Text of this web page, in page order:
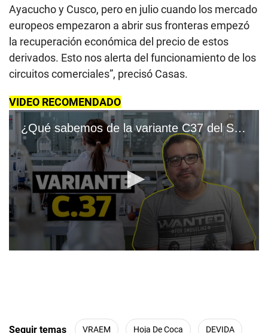
Ayacucho y Cusco, pero en julio cuando los mercado
europeos empezaron a abrir sus fronteras empezó
la recuperación económica del precio de estos
derivados. Esto nos alerta del funcionamiento de los
circuitos comerciales”, precisó Casas.
VIDEO RECOMENDADO
¿Qué sabemos de la variante C37 del SARS-CoV-2?
Seguir temas VRAEM Hoja De Coca DEVIDA